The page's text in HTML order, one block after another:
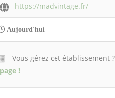
https://madvintage.fr/
Aujourd'hui
Vous gérez cet établissement ?
page !